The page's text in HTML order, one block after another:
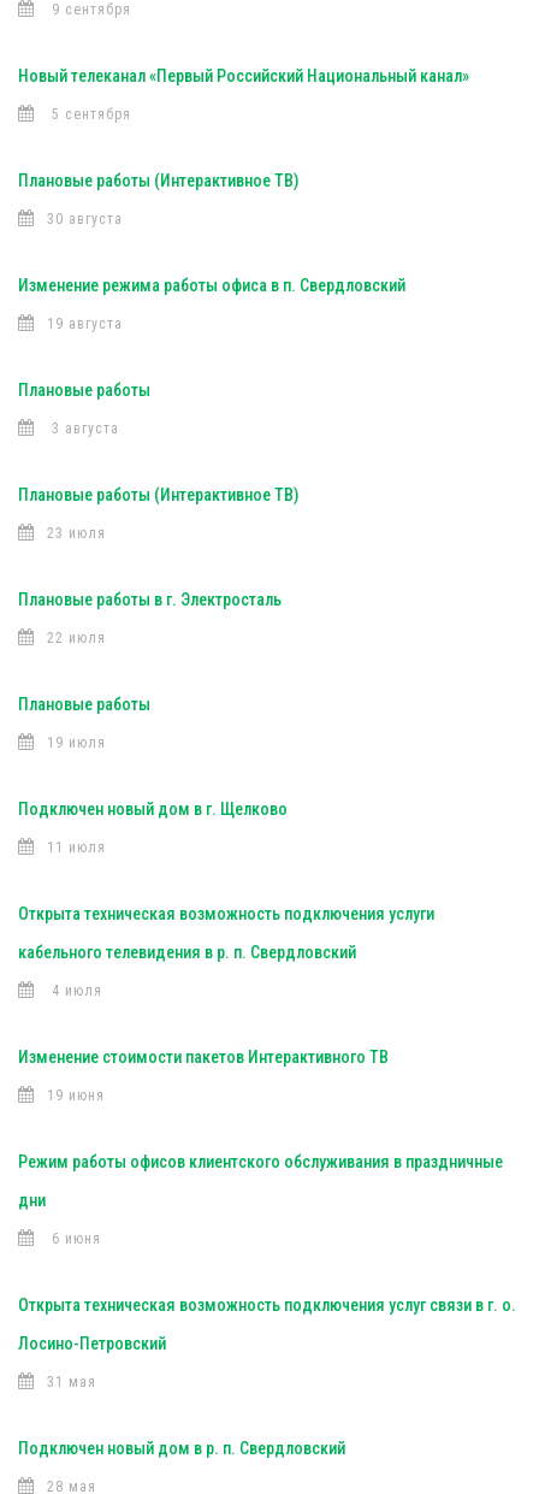
9 сентября
Новый телеканал «Первый Российский Национальный канал»
5 сентября
Плановые работы (Интерактивное ТВ)
30 августа
Изменение режима работы офиса в п. Свердловский
19 августа
Плановые работы
3 августа
Плановые работы (Интерактивное ТВ)
23 июля
Плановые работы в г. Электросталь
22 июля
Плановые работы
19 июля
Подключен новый дом в г. Щелково
11 июля
Открыта техническая возможность подключения услуги
кабельного телевидения в р. п. Свердловский
4 июля
Изменение стоимости пакетов Интерактивного ТВ
19 июня
Режим работы офисов клиентского обслуживания в праздничные
дни
6 июня
Открыта техническая возможность подключения услуг связи в г. о.
Лосино-Петровский
31 мая
Подключен новый дом в р. п. Свердловский
28 мая